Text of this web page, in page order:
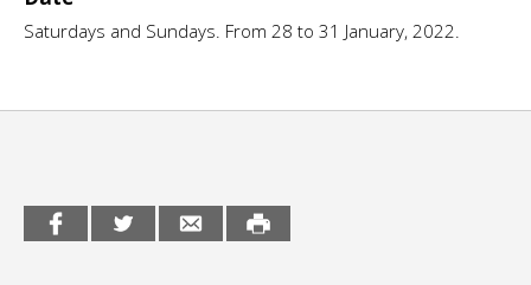
CCE en el interior/libros
Formación
Infantil y Juvenil
Saturdays and Sundays. From 28 to 31 January, 2022.